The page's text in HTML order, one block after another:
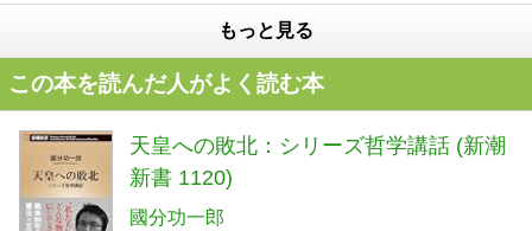
もっと見る
この本を読んだ人がよく読む本
天皇への敗北：シリーズ哲学講話 (新潮
新書 1120)
國分功一郎